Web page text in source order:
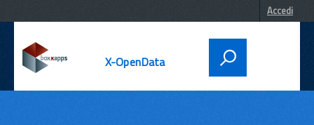
Accedi
X-OpenData